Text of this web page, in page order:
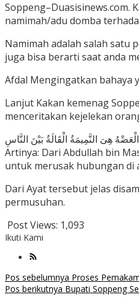
Soppeng–Duasisinews.com.
namimah/adu domba
Namimah adalah salah satu
juga bisa berarti saat anda
Afdal Mengingatkan bahaya
Lanjut Kakan kemenag
menceritakan kejelekan
Artinya: Dari Abdullah bin
untuk merusak hubungan di
Dari Ayat tersebut jelas
permusuhan.
Post Views: 1,093
Ikuti Kami
Navigasi
Pos sebelumnya Proses
Pos berikutnya Bupati Soppeng